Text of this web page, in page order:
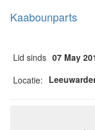
Kaabounparts
Lid sinds 07 May
Locatie: